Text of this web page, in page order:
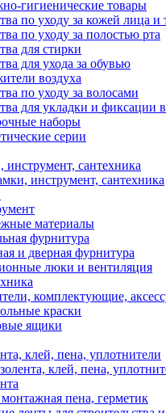
гигиенические товары
по уходу за кожей лица и
по уходу за полостью рта
для стирки
для ухода за обувью
воздуха
по уходу за волосами
для укладки и фиксации
наборы
серии
инструмент, сантехника
инструмент, сантехника
материалы
фурнитура
и дверная фурнитура
люки и вентиляция
комплектующие,
краски
ящики
клей, пена, уплотнители
клей, пена,
пена, герметик